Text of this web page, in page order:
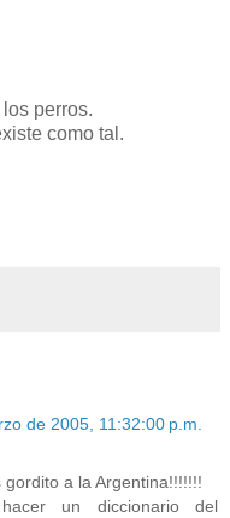
perros.
como tal.
de 2005, 11:32:00 p.m.
a la Argentina!!!!!!!
un diccionario del